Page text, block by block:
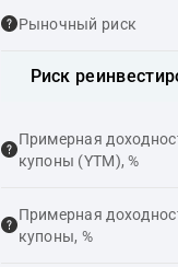
Рыночный риск
Риск
Примерная
купоны (YTM), %
Примерная
купоны, %